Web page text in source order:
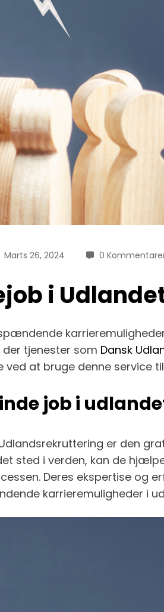
Marts 26, 2024 0
i
tjenester som Dansk
ved at bruge denne service
job i
er den
sted i verden, kan de
Deres ekspertise og
karrieremuligheder i